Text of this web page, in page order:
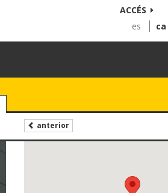
ACCÉS
es
ca
anterior